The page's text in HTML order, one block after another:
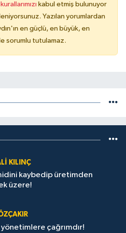
kabul etmiş bulunuyor
Yazılan yorumlardan
en güçlü, en büyük, en
sorumlu tutulamaz.
KILINÇ
kaybedip üretimden
üzere!
çağrımdır!